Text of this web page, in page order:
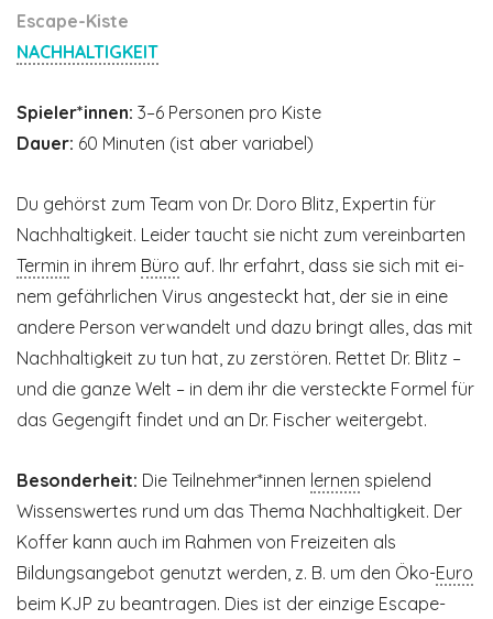
Escape-Kiste
NACHHALTIGKEIT
Spieler*innen: 3–6 Personen pro Kiste
Dauer: 60 Minuten (ist aber variabel)
Du gehörst zum Team von Dr. Doro Blitz, Expertin für
Nachhaltigkeit. Leider taucht sie nicht zum vereinbarten
Termin in ihrem Büro auf. Ihr erfahrt, dass sie sich mit ei­
nem gefährlichen Virus angesteckt hat, der sie in eine
andere Person verwandelt und dazu bringt alles, das mit
Nachhaltigkeit zu tun hat, zu zerstören. Rettet Dr. Blitz –
und die ganze Welt – in dem ihr die versteckte Formel für
das Gegengift findet und an Dr. Fischer weitergebt.
Besonderheit: Die Teilnehmer*innen lernen spielend
Wissenswertes rund um das Thema Nachhaltigkeit. Der
Koffer kann auch im Rahmen von Freizeiten als
Bildungsangebot genutzt werden, z. B. um den Öko-Euro
beim KJP zu beantragen. Dies ist der einzige Escape-